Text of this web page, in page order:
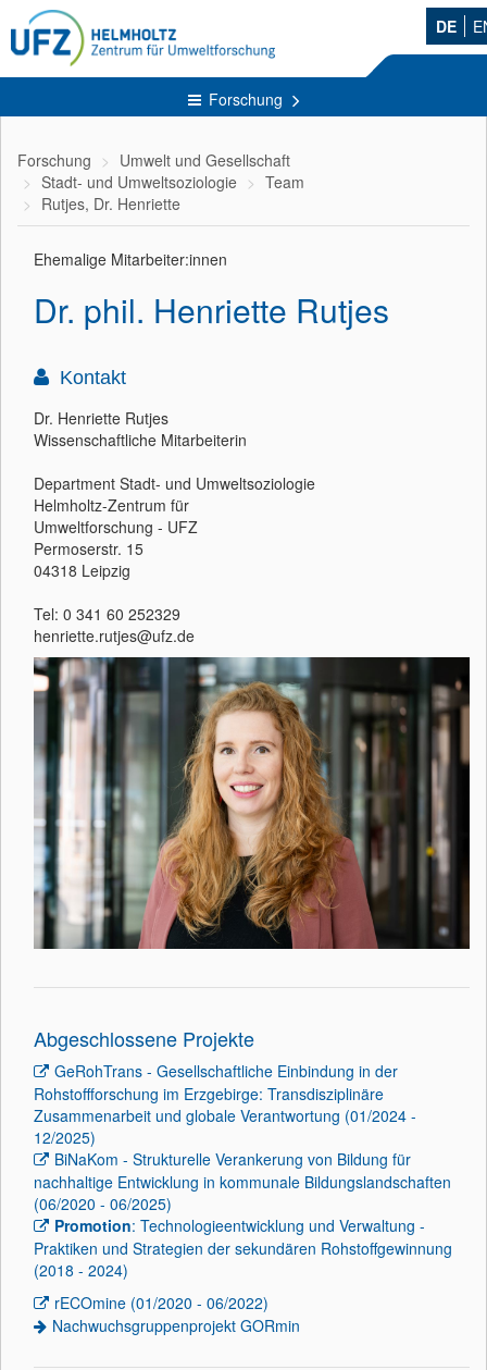
DE
Forschung
Forschung
Umwelt und Gesellschaft
Stadt- und Umweltsoziologie
Team
Rutjes, Dr. Henriette
Ehemalige Mitarbeiter:innen
Dr. phil. Henriette Rutjes
Kontakt
Dr. Henriette Rutjes
Wissenschaftliche Mitarbeiterin
Department Stadt- und Umweltsoziologie
Helmholtz-Zentrum für
Umweltforschung - UFZ
Permoserstr. 15
04318 Leipzig
Tel: 0 341 60 252329
henriette.rutjes@ufz.de
Abgeschlossene Projekte
GeRohTrans - Gesellschaftliche Einbindung in der
Rohstoffforschung im Erzgebirge: Transdisziplinäre
Zusammenarbeit und globale Verantwortung (01/2024 -
12/2025)
BiNaKom - Strukturelle Verankerung von Bildung für
nachhaltige Entwicklung in kommunale Bildungslandschaften
(06/2020 - 06/2025)
Promotion: Technologieentwicklung und Verwaltung -
Praktiken und Strategien der sekundären Rohstoffgewinnung
(2018 - 2024)
rECOmine (01/2020 - 06/2022)
Nachwuchsgruppenprojekt GORmin